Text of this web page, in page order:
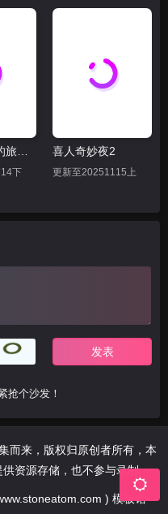
下
喜人奇妙夜2
更新至20251115上
抢个沙发！
而来，版权归原创者所有，本
资源存储，也不参与录制
) 模板馆